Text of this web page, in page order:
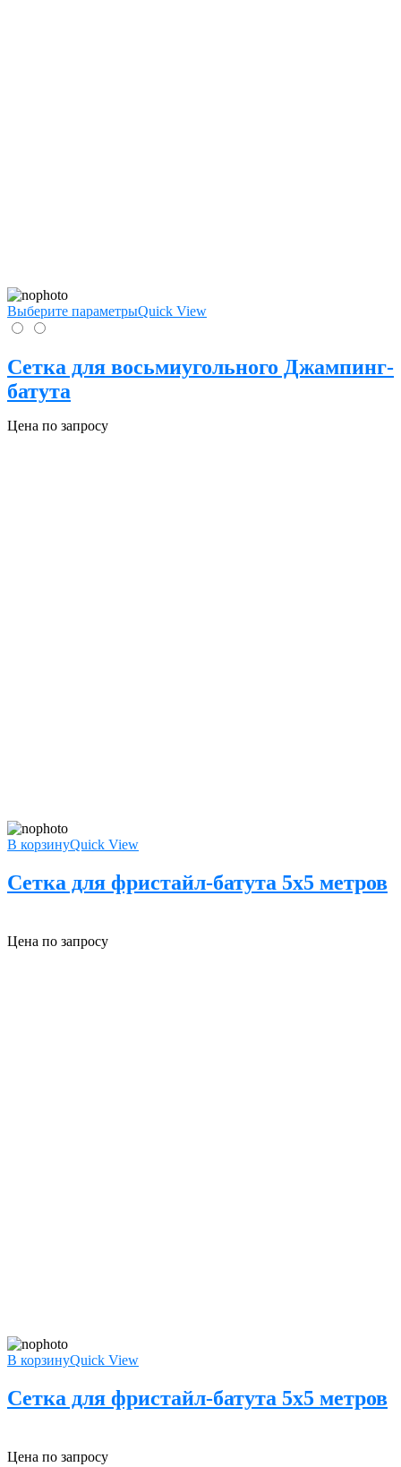
Выберите параметрыQuick View
Сетка для восьмиугольного Джампинг-
батута
Цена по запросу
В корзинуQuick View
Сетка для фристайл-батута 5х5 метров
Цена по запросу
В корзинуQuick View
Сетка для фристайл-батута 5х5 метров
Цена по запросу